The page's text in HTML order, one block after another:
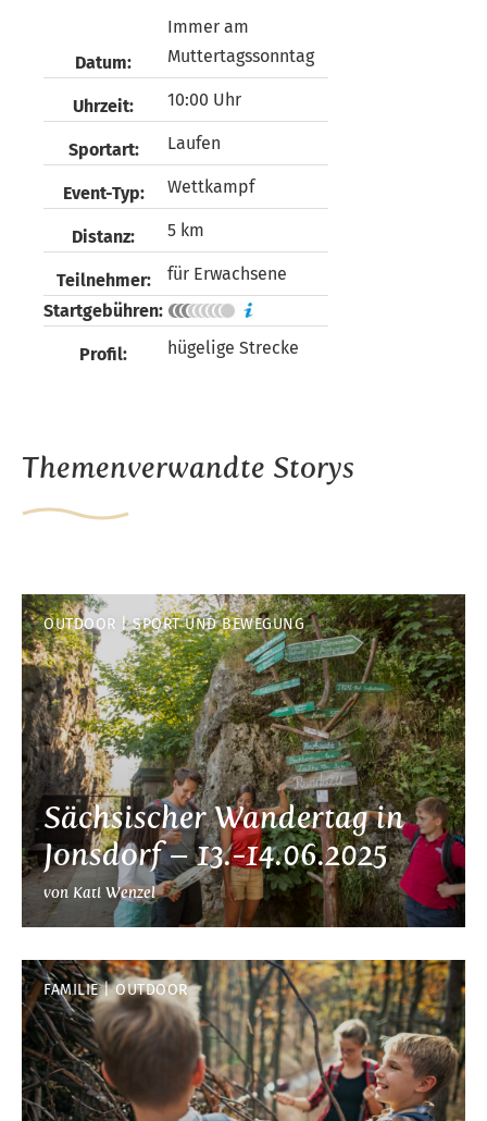
Datum:
Immer am
Muttertagssonntag
Uhrzeit: 10:00 Uhr
Sportart: Laufen
Event-Typ: Wettkampf
Distanz: 5 km
Teilnehmer:
für Erwachsene
Startgebühren:
Profil: hügelige Strecke
Themenverwandte Storys
OUTDOOR SPORT UND BEWEGUNG
Sächsischer Wandertag in
Jonsdorf – 13.-14.06.2025
von Kati Wenzel
FAMILIE OUTDOOR